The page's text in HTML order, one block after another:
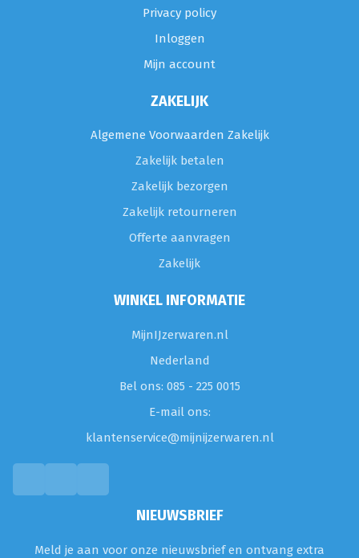
Privacy policy
Inloggen
Mijn account
ZAKELIJK
Algemene Voorwaarden Zakelijk
Zakelijk betalen
Zakelijk bezorgen
Zakelijk retourneren
Offerte aanvragen
Zakelijk
WINKEL INFORMATIE
MijnIJzerwaren.nl
Nederland
Bel ons: 085 - 225 0015
E-mail ons:
klantenservice@mijnijzerwaren.nl
NIEUWSBRIEF
Meld je aan voor onze nieuwsbrief en ontvang extra